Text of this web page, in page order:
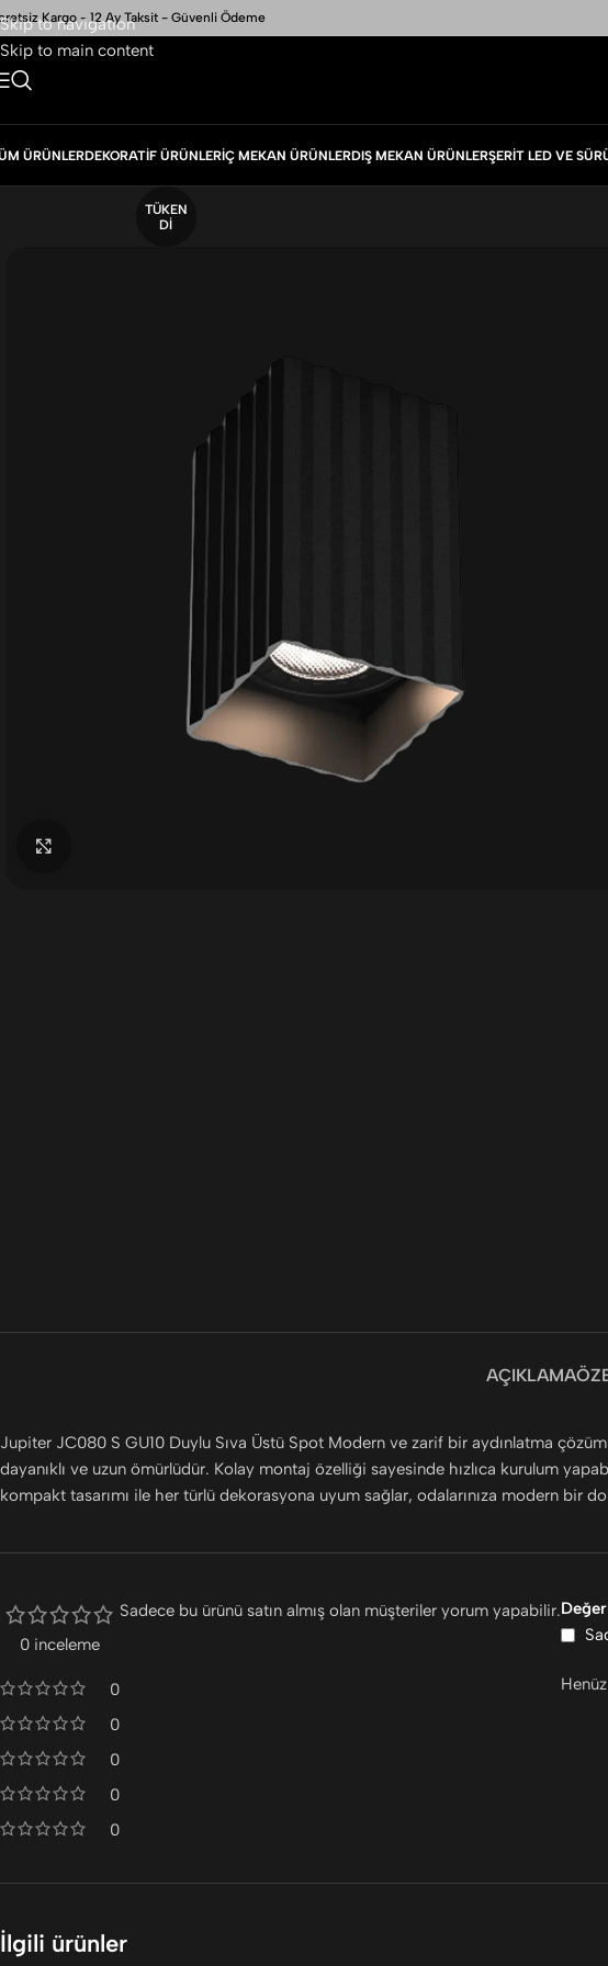
Skip to navigation
Skip to main content
Kargo - 12 Ay Taksit - Güvenli Ödeme
ÜRÜNLERDEKORATIF ÜRÜNLERİÇ MEKAN ÜRÜNLERDIŞ MEKAN ÜRÜNLERŞERIT LED VE
TÜKEN
DI
AÇIKLAMA
Jupiter JC080 S GU10 Duylu Sıva Üstü Spot Modern ve zarif bir aydınlatma
dayanıklı ve uzun ömürlüdür. Kolay montaj özelliği sayesinde hızlıca kurulum
kompakt tasarımı ile her türlü dekorasyona uyum sağlar, odalarınıza modern bir
0 inceleme
0
0
0
0
0
Sadece bu ürünü satın almış olan müşteriler yorum yapabilir.
İlgili ürünler